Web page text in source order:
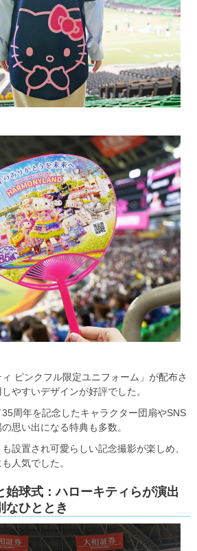
ピンクフル限定ユニフォーム」が配布さ
やすいデザインが好評でした。
周年を記念したキャラクター団扇やSNS
思い出になる特典も多数。
設置され可愛らしい記念撮影が楽しめ、
人気でした。
始球式：ハローキティらが演出
なひととき